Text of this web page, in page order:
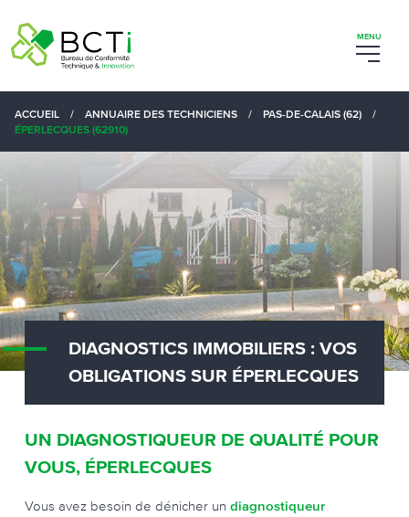
ACCUEIL / ANNUAIRE DES TECHNICIENS / PAS-DE-CALAIS (62)
/
ÉPERLECQUES (62910)
DIAGNOSTICS IMMOBILIERS : VOS
OBLIGATIONS SUR ÉPERLECQUES
UN DIAGNOSTIQUEUR DE QUALITÉ POUR
VOUS, ÉPERLECQUES
Vous avez besoin de dénicher un diagnostiqueur